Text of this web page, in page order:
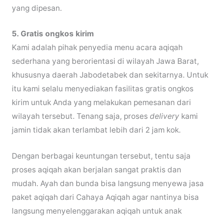
yang dipesan.
5. Gratis ongkos kirim
Kami adalah pihak penyedia menu acara aqiqah
sederhana yang berorientasi di wilayah Jawa Barat,
khususnya daerah Jabodetabek dan sekitarnya. Untuk
itu kami selalu menyediakan fasilitas gratis ongkos
kirim untuk Anda yang melakukan pemesanan dari
wilayah tersebut. Tenang saja, proses delivery kami
jamin tidak akan terlambat lebih dari 2 jam kok.
Dengan berbagai keuntungan tersebut, tentu saja
proses aqiqah akan berjalan sangat praktis dan
mudah. Ayah dan bunda bisa langsung menyewa jasa
paket aqiqah dari Cahaya Aqiqah agar nantinya bisa
langsung menyelenggarakan aqiqah untuk anak